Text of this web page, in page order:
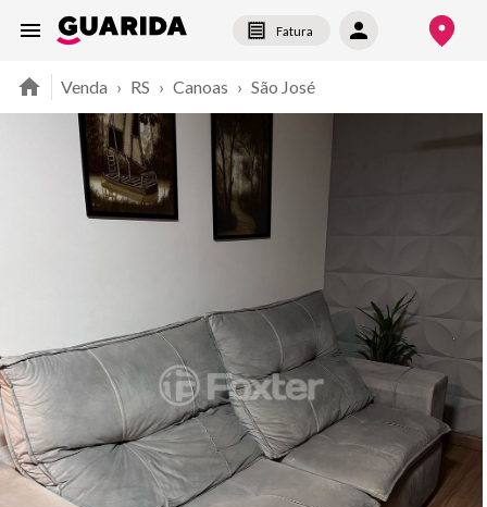
Fatura
Venda › RS › Canoas › São José